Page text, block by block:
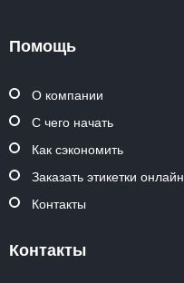
Помощь
О компании
С чего начать
Как сэкономить
Заказать этикетки онлайн
Контакты
Контакты